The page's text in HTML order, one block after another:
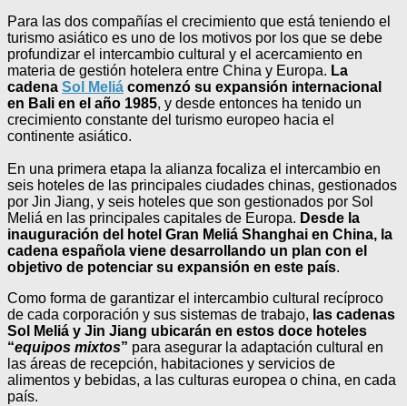
Para las dos compañías el crecimiento que está teniendo el
turismo asiático es uno de los motivos por los que se debe
profundizar el intercambio cultural y el acercamiento en
materia de gestión hotelera entre China y Europa. La
cadena Sol Meliá comenzó su expansión internacional
en Bali en el año 1985, y desde entonces ha tenido un
crecimiento constante del turismo europeo hacia el
continente asiático.
En una primera etapa la alianza focaliza el intercambio en
seis hoteles de las principales ciudades chinas, gestionados
por Jin Jiang, y seis hoteles que son gestionados por Sol
Meliá en las principales capitales de Europa. Desde la
inauguración del hotel Gran Meliá Shanghai en China, la
cadena española viene desarrollando un plan con el
objetivo de potenciar su expansión en este país.
Como forma de garantizar el intercambio cultural recíproco
de cada corporación y sus sistemas de trabajo, las cadenas
Sol Meliá y Jin Jiang ubicarán en estos doce hoteles
“equipos mixtos” para asegurar la adaptación cultural en
las áreas de recepción, habitaciones y servicios de
alimentos y bebidas, a las culturas europea o china, en cada
país.